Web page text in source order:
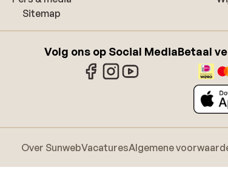
Sitemap
Volg ons op Social MediaBetaal
Over SunwebVacaturesAlgemene